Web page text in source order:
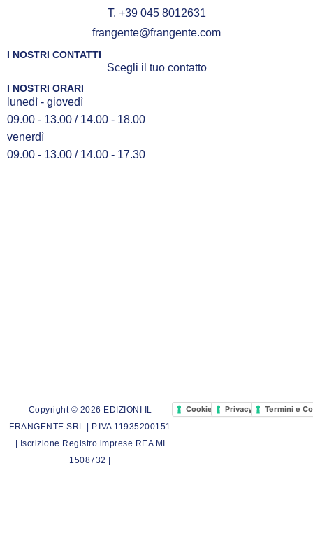
T. +39 045 8012631
frangente@frangente.com
I NOSTRI CONTATTI
Scegli il tuo contatto
I NOSTRI ORARI
lunedì - giovedì
09.00 - 13.00 / 14.00 - 18.00
venerdì
09.00 - 13.00 / 14.00 - 17.30
Copyright © 2026 EDIZIONI IL
FRANGENTE SRL | P.IVA 11935200151
| Iscrizione Registro imprese REA MI
1508732 |
Cookie PolicyPrivacy PolicyTermini e